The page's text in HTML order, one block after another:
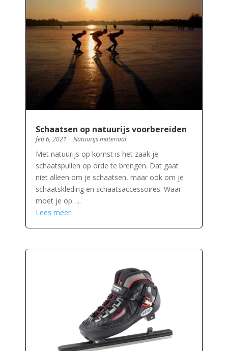
Schaatsen op natuurijs voorbereiden
feb 6, 2021 | Natuurijs materiaal
Met natuurijs op komst is het zaak je
schaatspullen op orde te brengen. Dat gaat
niet alleen om je schaatsen, maar ook om je
schaatskleding en schaatsaccessoires. Waar
moet je op…..
Lees meer